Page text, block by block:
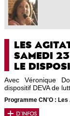
LES
SAMEDI
LE
Avec Véronique
dispositif DEVA de
Programme CN'O :